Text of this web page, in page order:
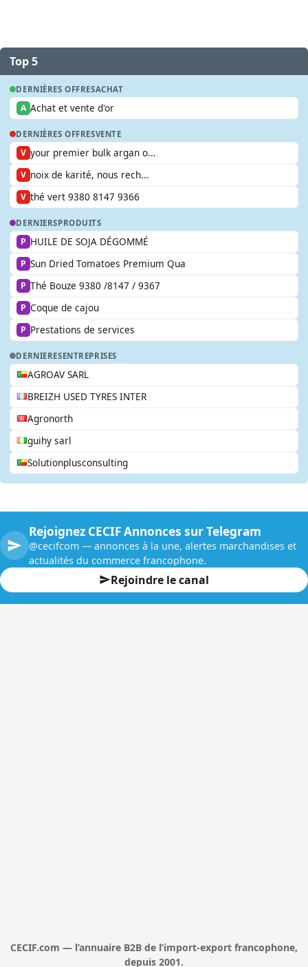
Top 5
DERNIÈRES OFFRESACHAT
A Achat et vente d'or
DERNIÈRES OFFRESVENTE
V your premier bulk argan o...
V noix de karité, nous rech...
V thé vert 9380 8147 9366
DERNIERSPRODUITS
P HUILE DE SOJA DÉGOMMÉ
P Sun Dried Tomatoes Premium Qua
P Thé Bouze 9380 /8147 / 9367
P Coque de cajou
P Prestations de services
DERNIERESENTREPRISES
AGROAV SARL
BREIZH USED TYRES INTER
Agronorth
guihy sarl
Solutionplusconsulting
Rejoignez CECIF Annonces sur Telegram
@cecifcom — annonces à la une, alertes marchandises et
actualités du commerce francophone.
Rejoindre le canal
CECIF.com — l’annuaire B2B de l’import-export francophone,
depuis 2001.